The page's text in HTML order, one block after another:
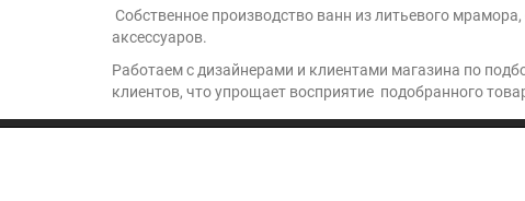
Собственное производство ванн из литьевого
аксессуаров.
Работаем с дизайнерами и клиентами магазина по
клиентов, что упрощает восприятие подобранного